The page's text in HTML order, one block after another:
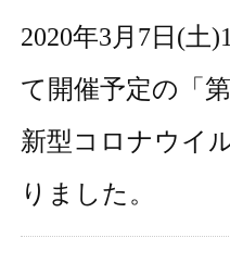
2020年3月7日(土
て開催予定の「
新型コロナウイ
りました。